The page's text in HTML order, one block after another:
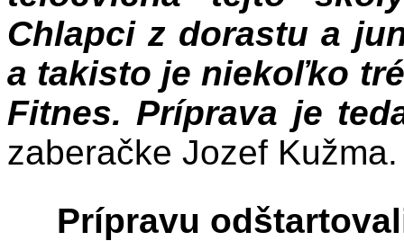
Chlapci z dorastu a
a takisto je niekoľko
Fitnes. Príprava je
zaberačke Jozef Kužma.
Prípravu